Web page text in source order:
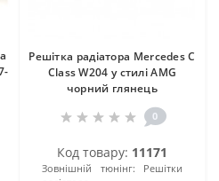
Решітка радіатора Mercedes C
Class W204 у стилі AMG
чорний глянець
0
Код товару: 11171
Зовнішній тюнінг:
Решітки